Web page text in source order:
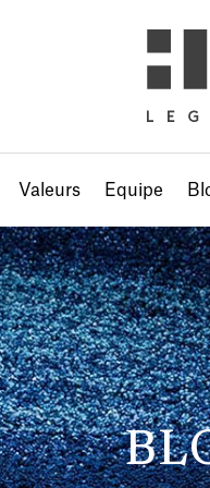
Valeurs Equipe